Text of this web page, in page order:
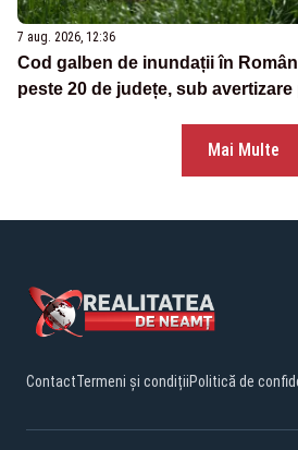
7 aug. 2026, 12:36
Cod galben de inundații în
peste 20 de județe, sub
Mai Multe
ContactTermeni și condițiiPolitică de